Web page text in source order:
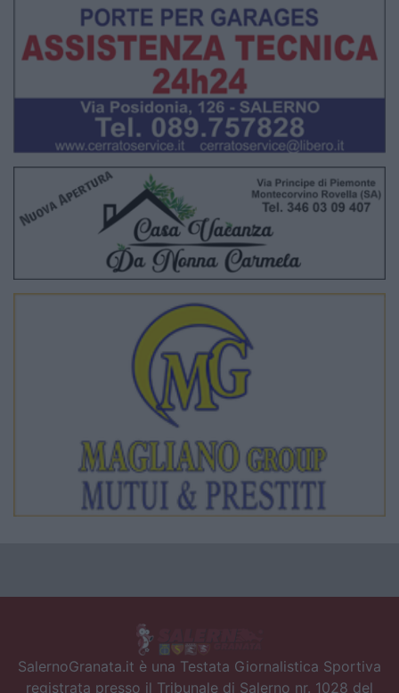
SalernoGranata.it è una Testata Giornalistica Sportiva
registrata presso il Tribunale di Salerno nr. 1028 del